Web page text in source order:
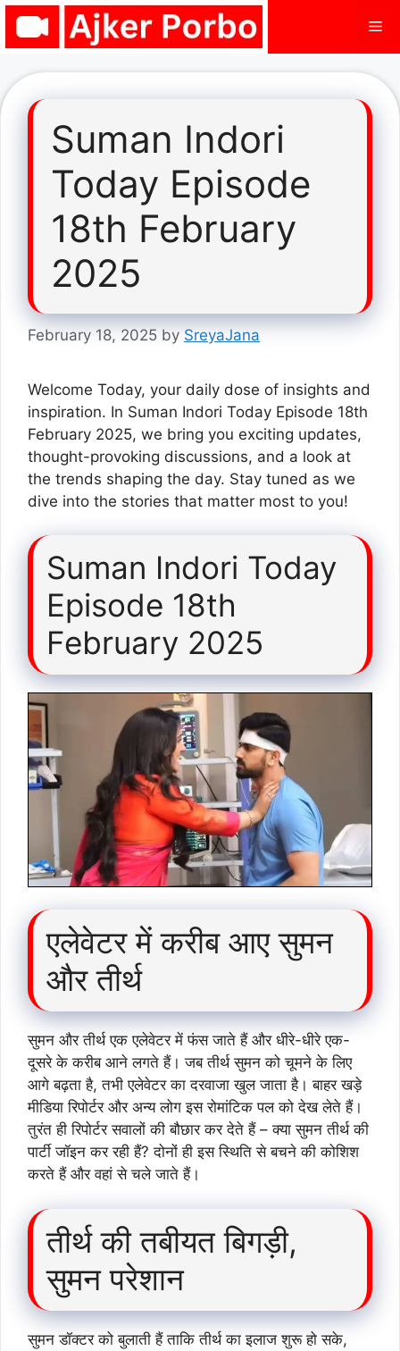
Skip
Suman Indori
Today Episode
18th February
2025
February 18, 2025 by SreyaJana
Welcome Today, your daily dose of insights and
inspiration. In Suman Indori Today Episode 18th
February 2025, we bring you exciting updates,
thought-provoking discussions, and a look at
the trends shaping the day. Stay tuned as we
dive into the stories that matter most to you!
Suman Indori Today
Episode 18th
February 2025
एलेवेटर में करीब आए सुमन
और तीर्थ
सुमन और तीर्थ एक एलेवेटर में फंस जाते हैं और धीरे-धीरे एक-
दूसरे के करीब आने लगते हैं। जब तीर्थ सुमन को चूमने के लिए
आगे बढ़ता है, तभी एलेवेटर का दरवाजा खुल जाता है। बाहर खड़े
मीडिया रिपोर्टर और अन्य लोग इस रोमांटिक पल को देख लेते हैं।
तुरंत ही रिपोर्टर सवालों की बौछार कर देते हैं – क्या सुमन तीर्थ की
पार्टी जॉइन कर रही हैं? दोनों ही इस स्थिति से बचने की कोशिश
करते हैं और वहां से चले जाते हैं।
तीर्थ की तबीयत बिगड़ी,
सुमन परेशान
सुमन डॉक्टर को बुलाती हैं ताकि तीर्थ का इलाज शुरू हो सके,